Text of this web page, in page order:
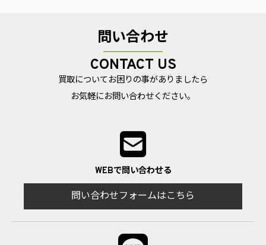
問い合わせ
CONTACT US
買取についてお困りの事がありましたら
お気軽にお問い合わせください。
WEBで問い合わせる
問い合わせフォームはこちら